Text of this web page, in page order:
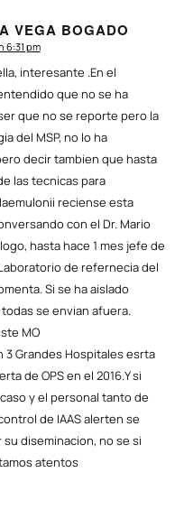
VEGA BOGADO
6:31 pm
interesante .En el
que no se ha
que no se reporte pero la
del MSP, no lo ha
decir tambien que hasta
las tecnicas para
reciense esta
con el Dr. Mario
hasta hace 1 mes jefe de
de refernecia del
Si se ha aislado
se envian afuera.
MO
3 Grandes Hospitales esrta
de OPS en el 2016.Y si
y el personal tanto de
de IAAS alerten se
diseminacion, no se si
atentos